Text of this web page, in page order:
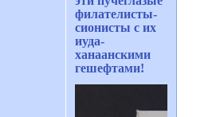
филателисты-
сионисты с их
иуда-
ханаанскими
гешефтами!